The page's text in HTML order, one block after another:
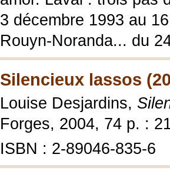
3 décembre 1993 au
Rouyn-Noranda... du
Silencieux lassos
Louise Desjardins,
Forges, 2004, 74 p. :
ISBN : 2-89046-835-6